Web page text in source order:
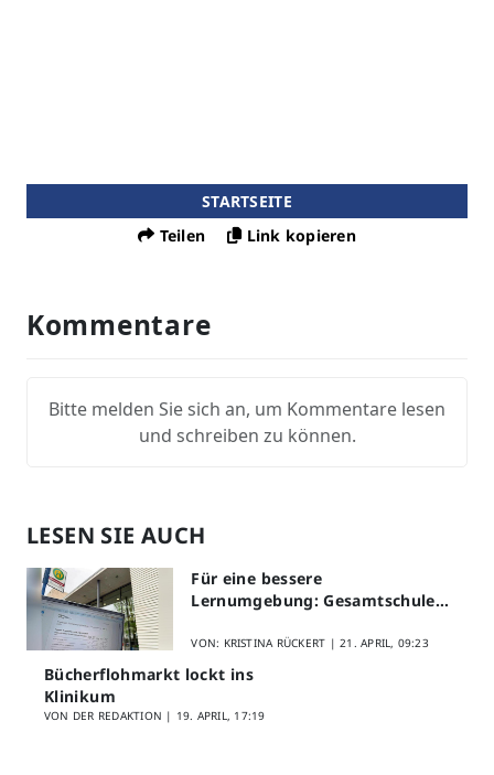
STARTSEITE
Teilen
Link kopieren
Kommentare
Bitte melden Sie sich an, um Kommentare lesen
und schreiben zu können.
LESEN SIE AUCH
Für eine bessere
Lernumgebung: Gesamtschule
Schülerfeedback
VON: KRISTINA RÜCKERT |21. APRIL, 09:23
Bücherflohmarkt lockt ins
Klinikum
VON DER REDAKTION | 19. APRIL, 17:19